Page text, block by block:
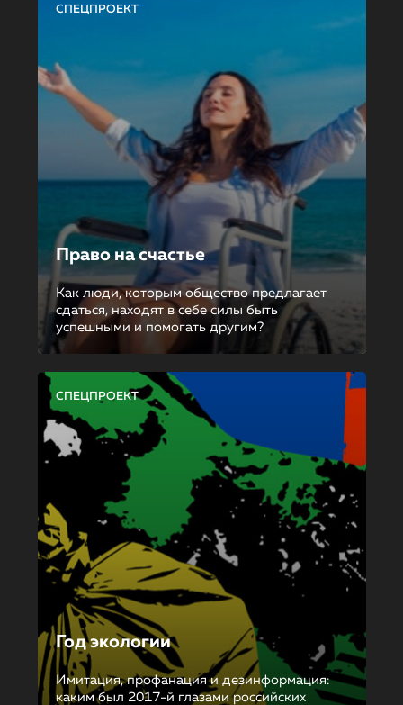
СПЕЦПРОЕКТ
Право на счастье
Как люди, которым общество предлагает
сдаться, находят в себе силы быть
успешными и помогать другим?
СПЕЦПРОЕКТ
Год экологии
Имитация, профанация и дезинформация:
каким был 2017-й глазами российских